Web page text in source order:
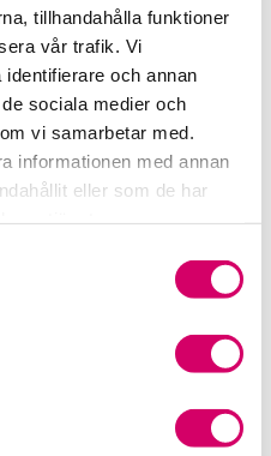
tillhandahålla funktioner
vår trafik. Vi
och annan
sociala medier och
vi samarbetar med.
informationen med annan
eller som de har
Srf Certifierad
Srf Certifierad